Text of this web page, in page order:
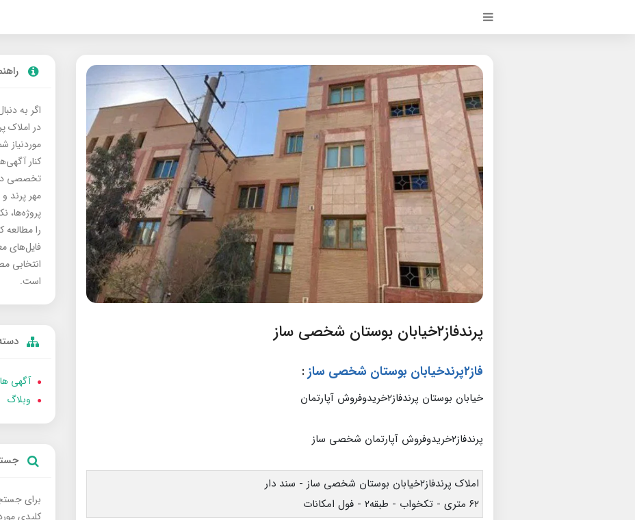
پرندفاز۲خیابان بوستان شخصی ساز
فاز۲پرندخیابان بوستان شخصی ساز :
خیابان بوستان پرندفاز۲خریدوفروش آپارتمان
پرندفاز۲خریدوفروش آپارتمان شخصی ساز
املاک پرندفاز۲خیابان بوستان شخصی ساز - سند دار
۶۲ متری - تکخواب - طبقه۲ - فول امکانات
اگر به
در املاک
موردنیاز
کنار
تخصصی
مهر پرند
پروژه‌ها،
را
فایل‌های
انتخابی
است.
آگهی ها
وبلاگ
برای
کلیدی